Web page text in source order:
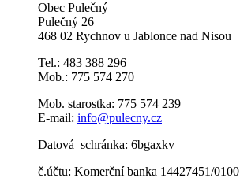
Obec Pulečný
Pulečný 26
468 02 Rychnov u Jablonce nad Nisou
Tel.: 483 388 296
Mob.: 775 574 270
Mob. starostka: 775 574 239
E-mail: info@pulecny.cz
Datová schránka: 6bgaxkv
č.účtu: Komerční banka 14427451/0100